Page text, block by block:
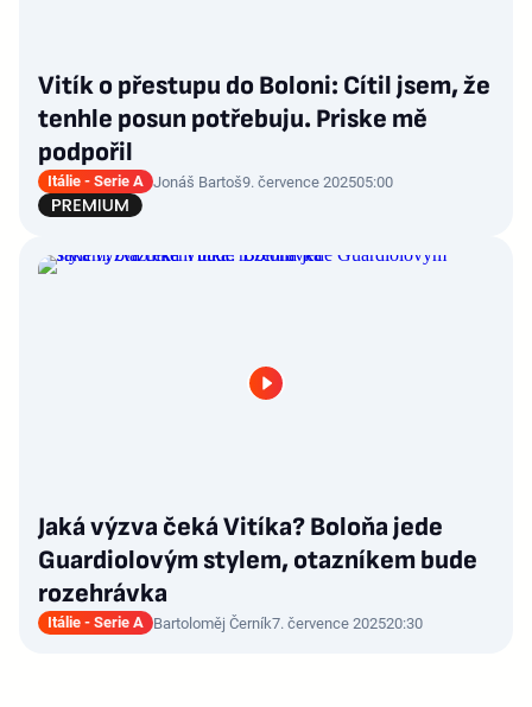
Vitík o přestupu do Boloni: Cítil jsem, že
tenhle posun potřebuju. Priske mě
podpořil
Itálie - Serie A Jonáš Bartoš9. července 202505:00
Jaká výzva čeká Vitíka? Boloňa jede
Guardiolovým stylem, otazníkem bude
rozehrávka
Itálie - Serie A Bartoloměj Černík7. července 202520:30